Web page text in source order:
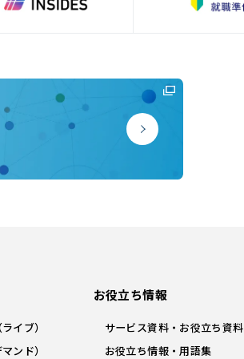
イブ）
ンド）
お役立ち情報
サービス資料・お役立ち資料
お役立ち情報・用語集